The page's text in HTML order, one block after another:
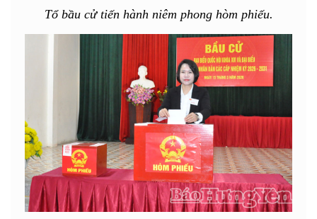
Tổ bầu cử tiến hành niêm phong hòm phiếu.